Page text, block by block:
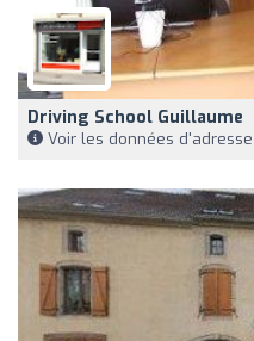
Driving School Guillaume
Voir les données